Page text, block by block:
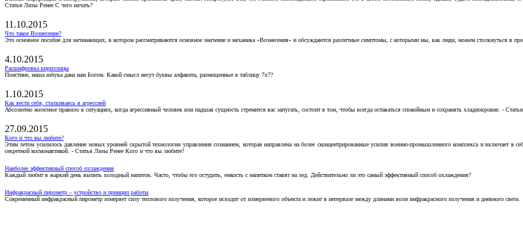
Статья Лизы Ренее С чего начать?
11.10.2015
Что такое Вознесение?
Это основное пособие для начинающих, в котором рассматриваются основное значение и механика «Вознесения» и обсуждаются различные симптомы, с которыми мы, как люди, можем столкнуться в
4.10.2015
Расшифровка кириллицы
Поистине, наша азбука дана нам Богом. Какой смысл несут буквы алфавита, размещенные в таблицу 7х7?
1.10.2015
Как вести себя, сталкиваясь в агрессией
Абсолютно железное правило в ситуациях, когда агрессивный человек или падшая сущность стремится вас запугать, состоит в том, чтобы всегда оставаться спокойным и сохранять хладнокровие. -
27.09.2015
Кого и что вы любите?
Этим летом усилилось давление новых уровней скрытой технологии управления сознанием, которая направлена на более сконцентрированные усилия военно-промышленного комплекса и включает в
секретной космонавтикой. - Статья Лизы Ренее Кого и что вы любите?
Наиболее эффективный способ охлаждения
Каждый любит в жаркий день выпить холодный напиток. Часто, чтобы его остудить, емкость с напитком ставят на лед. Действительно ли это самый эффективный способ охлаждения?
Инфракрасный пирометр – устройство и принцип работы
Современный инфракрасный пирометр измеряет силу теплового излучения, которое исходит от измеряемого объекта и лежит в интервале между длинами волн инфракрасного излучения и дневного света.